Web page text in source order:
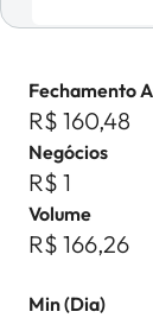
Fechamento
R$ 160,48
Negócios
R$ 1
Volume
R$ 166,26
Min (Dia)